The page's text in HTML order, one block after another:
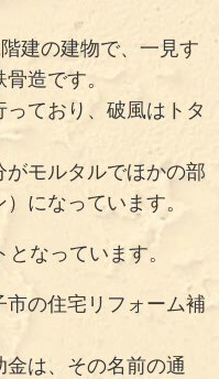
建の建物で、一見す
造です。
ており、破風はトタ
モルタルでほかの部
になっています。
なっています。
の住宅リフォーム補
は、その名前の通